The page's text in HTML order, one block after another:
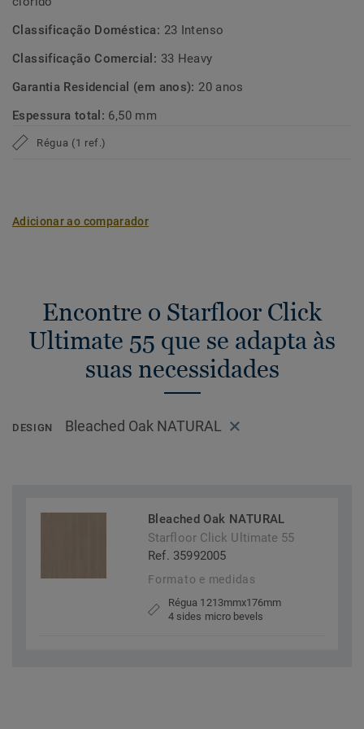
Classificação Doméstica: 23 Intenso
Classificação Comercial: 33 Heavy
Garantia Residencial (em anos): 20 anos
Espessura total: 6,50 mm
Régua (1 ref.)
Adicionar ao comparador
Encontre o Starfloor Click
Ultimate 55 que se adapta às
suas necessidades
DESIGN Bleached Oak NATURAL
Bleached Oak NATURAL
Starfloor Click Ultimate 55
Ref. 35992005
Formato e medidas
Régua 1213mmx176mm
4 sides micro bevels